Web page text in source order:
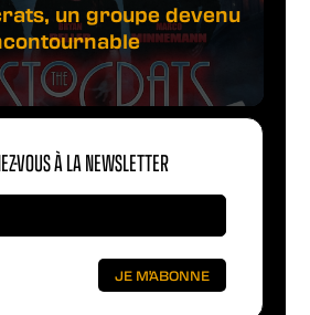
un groupe devenu
VOUS À LA NEWSLETTER